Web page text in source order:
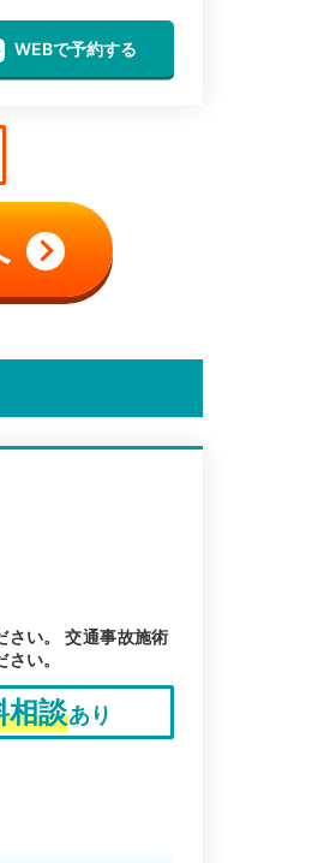
WEBで予約する
さい。 交通事故施術
い。
相談あり